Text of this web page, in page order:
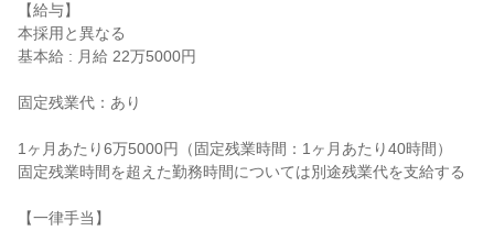
【給与】
本採用と異なる
基本給 : 月給 22万5000円
固定残業代：あり
1ヶ月あたり6万5000円（固定残業時間：1ヶ月あたり40時間）
固定残業時間を超えた勤務時間については別途残業代を支給する
【一律手当】